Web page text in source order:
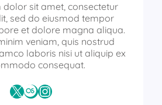
dolor sit amet, consectetur
sed do eiusmod tempor
et dolore magna aliqua.
veniam, quis nostrud
laboris nisi ut aliquip ex
consequat.
X Last.fmInstagram